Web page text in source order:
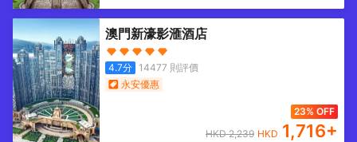
澳門新濠影滙酒店
4.7分 14477 則評價
永安優惠
23% OFF
HKD2,239 HKD 1,716+